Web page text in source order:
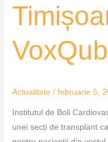
VoxQub
Actualitate /februarie 5,
Institutul de Boli
unei secți de transplant